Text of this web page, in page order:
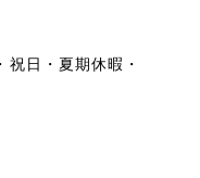
日・夏期休暇・